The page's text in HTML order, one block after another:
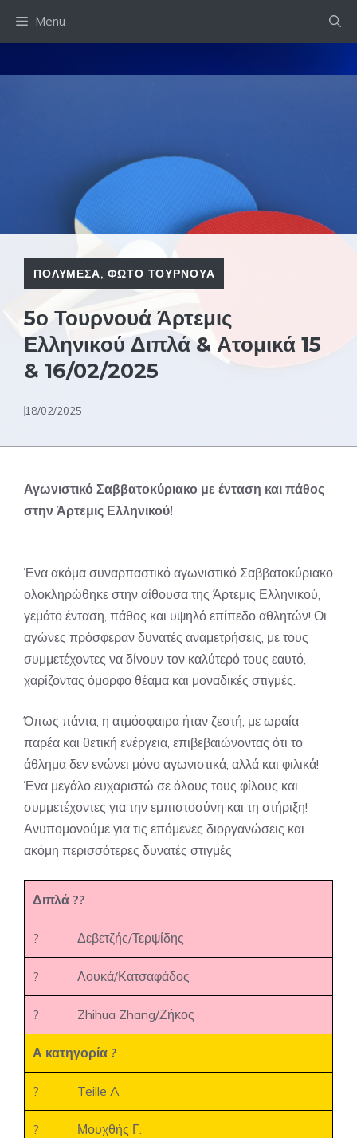
Menu
ΠΟΛΥΜΕΣΑ,ΦΩΤΟ ΤΟΥΡΝΟΥΑ
5ο Τουρνουά Άρτεμις
Ελληνικού Διπλά & Ατομικά 15
& 16/02/2025
18/02/2025
Αγωνιστικό Σαββατοκύριακο με ένταση και πάθος
στην Άρτεμις Ελληνικού!
Ένα ακόμα συναρπαστικό αγωνιστικό Σαββατοκύριακο
ολοκληρώθηκε στην αίθουσα της Άρτεμις Ελληνικού,
γεμάτο ένταση, πάθος και υψηλό επίπεδο αθλητών! Οι
αγώνες πρόσφεραν δυνατές αναμετρήσεις, με τους
συμμετέχοντες να δίνουν τον καλύτερό τους εαυτό,
χαρίζοντας όμορφο θέαμα και μοναδικές στιγμές.
Όπως πάντα, η ατμόσφαιρα ήταν ζεστή, με ωραία
παρέα και θετική ενέργεια, επιβεβαιώνοντας ότι το
άθλημα δεν ενώνει μόνο αγωνιστικά, αλλά και φιλικά!
Ένα μεγάλο ευχαριστώ σε όλους τους φίλους και
συμμετέχοντες για την εμπιστοσύνη και τη στήριξη!
Ανυπομονούμε για τις επόμενες διοργανώσεις και
ακόμη περισσότερες δυνατές στιγμές
Διπλά ??
? Δεβετζής/Τερψίδης
? Λουκά/Κατσαφάδος
? Zhihua Zhang/Ζήκος
Α κατηγορία ?
? Teille A
? Μουχθής Γ.